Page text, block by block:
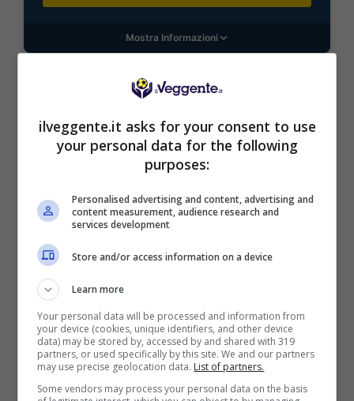
Mostra Informazioni
BONUS BENVENUTO LOTTOMATICA: 2050€
Fino a 2050€ bonus scommesse e sport
Per i nuovi utenti della piattaforma: 100% fino a 50€ in
Sport
2050€
Mostra Informazioni
SNAI
ilveggente.it asks for your consent to use
your personal data for the following
purposes:
Personalised advertising and content, advertising and
content measurement, audience research and
services development
Store and/or access information on a device
Learn more
Your personal data will be processed and information from
your device (cookies, unique identifiers, and other device
data) may be stored by, accessed by and shared with 319
partners, or used specifically by this site. We and our partners
may use precise geolocation data. List of partners.
Some vendors may process your personal data on the basis